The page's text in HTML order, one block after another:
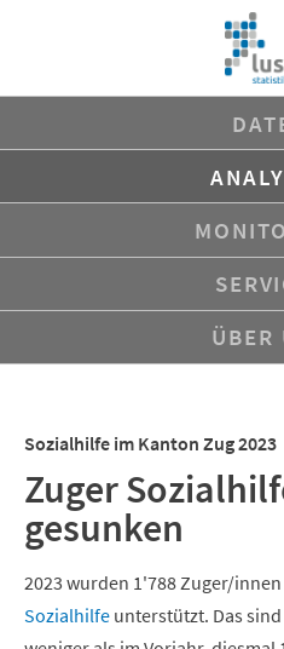
ÜBER
Sozialhilfe im Kanton Zug 2023
Zuger
gesunken
2023 wurden 1'788 Zuger/
Sozialhilfe unterstützt. Das